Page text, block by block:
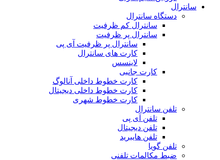
سانترال
دستگاه سانترال
سانترال کم ظرفیت
سانترال پر ظرفیت
سانترال پر ظرفیت آی پی
کارت های سانترال
لاینسس
کارت جانبی
کارت خطوط داخلی آنالوگ
کارت خطوط داخلی دیجیتال
کارت خطوط شهری
تلفن سانترال
تلفن آی پی
تلفن دیجیتال
تلفن هایبرید
تلفن گویا
ضبط مکالمات تلفنی